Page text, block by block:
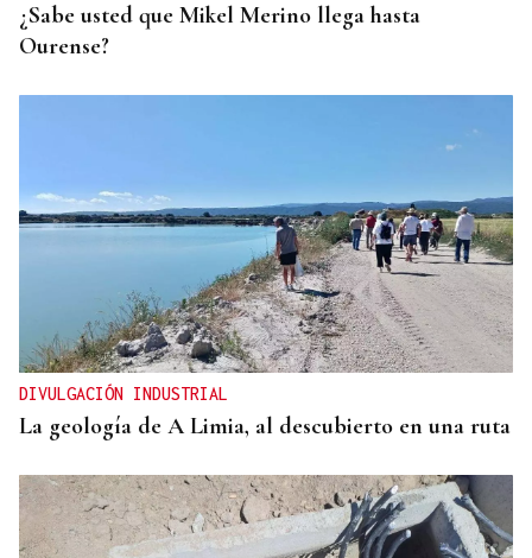
¿Sabe usted que Mikel Merino llega hasta
Ourense?
DIVULGACIÓN INDUSTRIAL
La geología de A Limia, al descubierto en una ruta